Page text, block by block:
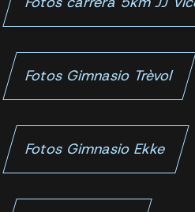
Fotos Gimnasio Trèvol
Fotos Gimnasio Ekke